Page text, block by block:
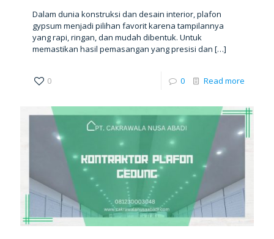
Dalam dunia konstruksi dan desain interior, plafon
gypsum menjadi pilihan favorit karena tampilannya
yang rapi, ringan, dan mudah dibentuk. Untuk
memastikan hasil pemasangan yang presisi dan […]
0 0 Read more